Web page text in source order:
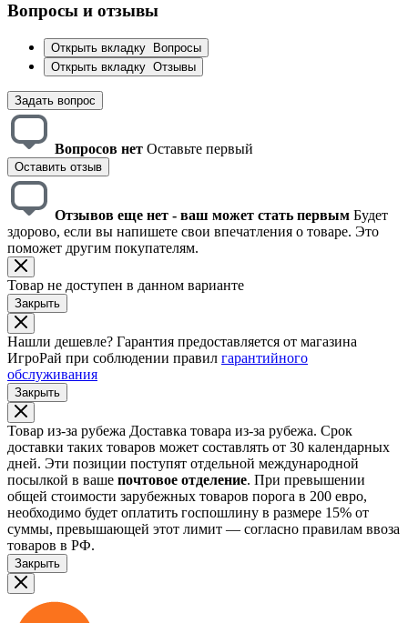
Вопросы и отзывы
Открыть вкладку
Вопросы
Открыть вкладку Отзывы
Задать вопрос
Вопросов нет Оставьте первый
Оставить отзыв
Отзывов еще нет - ваш может стать первым Будет
здорово, если вы напишете свои впечатления о товаре. Это
поможет другим покупателям.
Товар не доступен в данном варианте
Закрыть
Нашли дешевле? Гарантия предоставляется от магазина
ИгроРай при соблюдении правил гарантийного
обслуживания
Закрыть
Товар из-за рубежа Доставка товара из-за рубежа. Срок
доставки таких товаров может составлять от 30 календарных
дней. Эти позиции поступят отдельной международной
посылкой в ваше почтовое отделение. При превышении
общей стоимости зарубежных товаров порога в 200 евро,
необходимо будет оплатить госпошлину в размере 15% от
суммы, превышающей этот лимит — согласно правилам ввоза
товаров в РФ.
Закрыть